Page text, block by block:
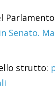
Senato.
strutto: